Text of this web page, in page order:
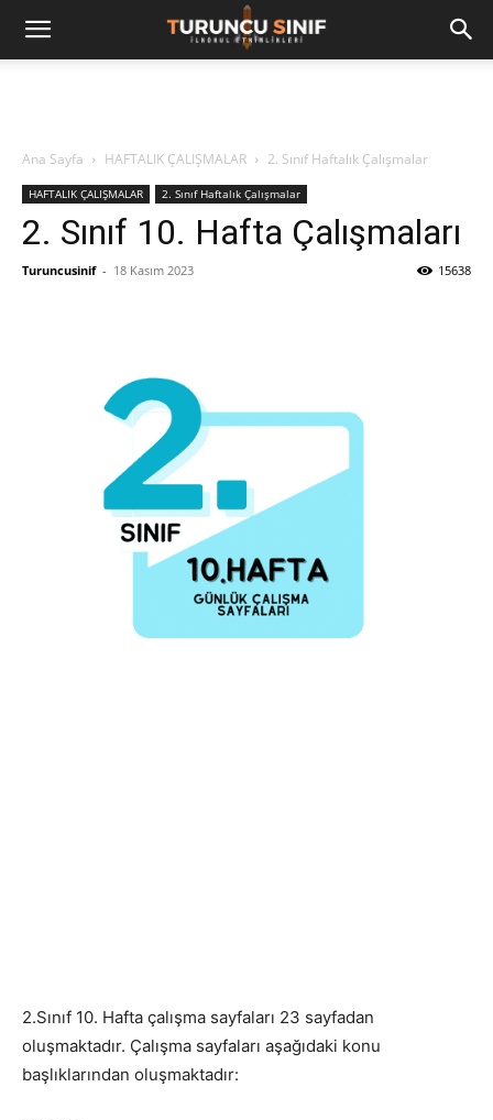
Ana Sayfa HAFTALIK ÇALIŞMALAR 2. Sınıf Haftalık Çalışmalar
HAFTALIK ÇALIŞMALAR 2. Sınıf Haftalık Çalışmalar
2. Sınıf 10. Hafta Çalışmaları
Turuncusinif - 18 Kasım 2023 15638
2.Sınıf 10. Hafta çalışma sayfaları 23 sayfadan
oluşmaktadır. Çalışma sayfaları aşağıdaki konu
başlıklarından oluşmaktadır: